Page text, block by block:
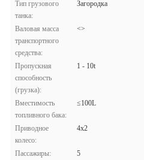
Тип грузового
танка:
Загородка
Валовая масса
транспортного
средства:
<>
Пропускная
способность
(грузка):
1 - 10t
Вместимость
топливного бака:
≤100L
Приводное
колесо:
4х2
Пассажиры:
5